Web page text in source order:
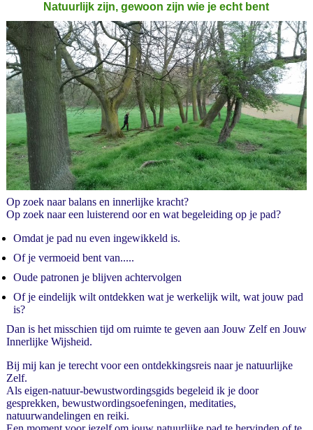
Natuurlijk zijn, gewoon zijn wie je echt bent
Op zoek naar balans en innerlijke kracht?
Op zoek naar een luisterend oor en wat begeleiding op je pad?
Omdat je pad nu even ingewikkeld is.
Of je vermoeid bent van.....
Oude patronen je blijven achtervolgen
Of je eindelijk wilt ontdekken wat je werkelijk wilt, wat jouw pad
is?
Dan is het misschien tijd om ruimte te geven aan Jouw Zelf en Jouw
Innerlijke Wijsheid.
Bij mij kan je terecht voor een ontdekkingsreis naar je natuurlijke
Zelf.
Als eigen-natuur-bewustwordingsgids begeleid ik je door
gesprekken, bewustwordingsoefeningen, meditaties,
natuurwandelingen en reiki.